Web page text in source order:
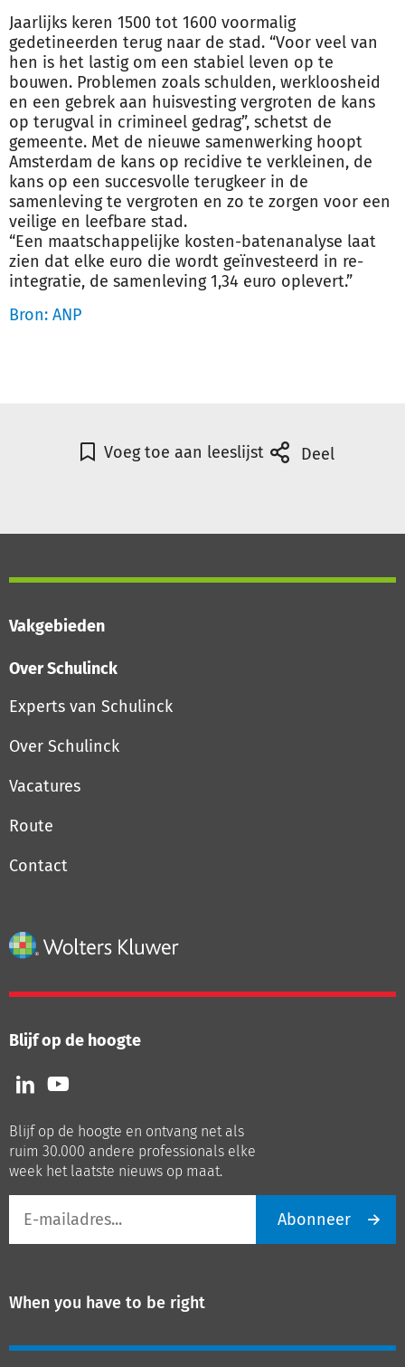
Jaarlijks keren 1500 tot 1600 voormalig
gedetineerden terug naar de stad. “Voor veel van
hen is het lastig om een stabiel leven op te
bouwen. Problemen zoals schulden, werkloosheid
en een gebrek aan huisvesting vergroten de kans
op terugval in crimineel gedrag”, schetst de
gemeente. Met de nieuwe samenwerking hoopt
Amsterdam de kans op recidive te verkleinen, de
kans op een succesvolle terugkeer in de
samenleving te vergroten en zo te zorgen voor een
veilige en leefbare stad.
“Een maatschappelijke kosten-batenanalyse laat
zien dat elke euro die wordt geïnvesteerd in re-
integratie, de samenleving 1,34 euro oplevert.”
Bron: ANP
Voeg toe aan leeslijst Deel
Vakgebieden
Over Schulinck
Experts van Schulinck
Over Schulinck
Vacatures
Route
Contact
Blijf op de hoogte
Volg
ons
LinkedIn
Volg
ons
Youtube
Blijf op de hoogte en ontvang net als
ruim 30.000 andere professionals elke
week het laatste nieuws op maat.
mailadres
Abonneer
When you have to be right